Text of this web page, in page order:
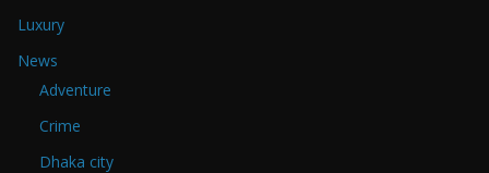
Luxury
News
Adventure
Crime
Dhaka city